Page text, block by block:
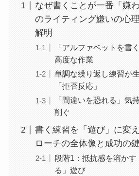
なぜ書くことが一番「嫌
のライティング嫌いの心
解明
「アルファベットを書
高度な作業
単調な繰り返し練習が
「拒否反応」
「間違いを恐れる」気
削ぐ
書く練習を「遊び」に変
ローチの全体像と成功の鍵
段階1：抵抗感を溶か
る」遊び